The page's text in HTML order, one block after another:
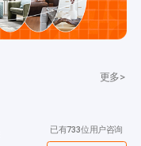
更多>
已有733位用户咨询